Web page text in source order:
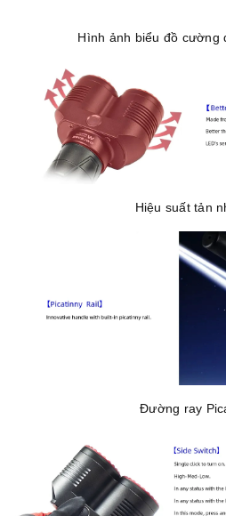
Hình ảnh biểu đồ cường
Hiệu suất tản
Đường ray